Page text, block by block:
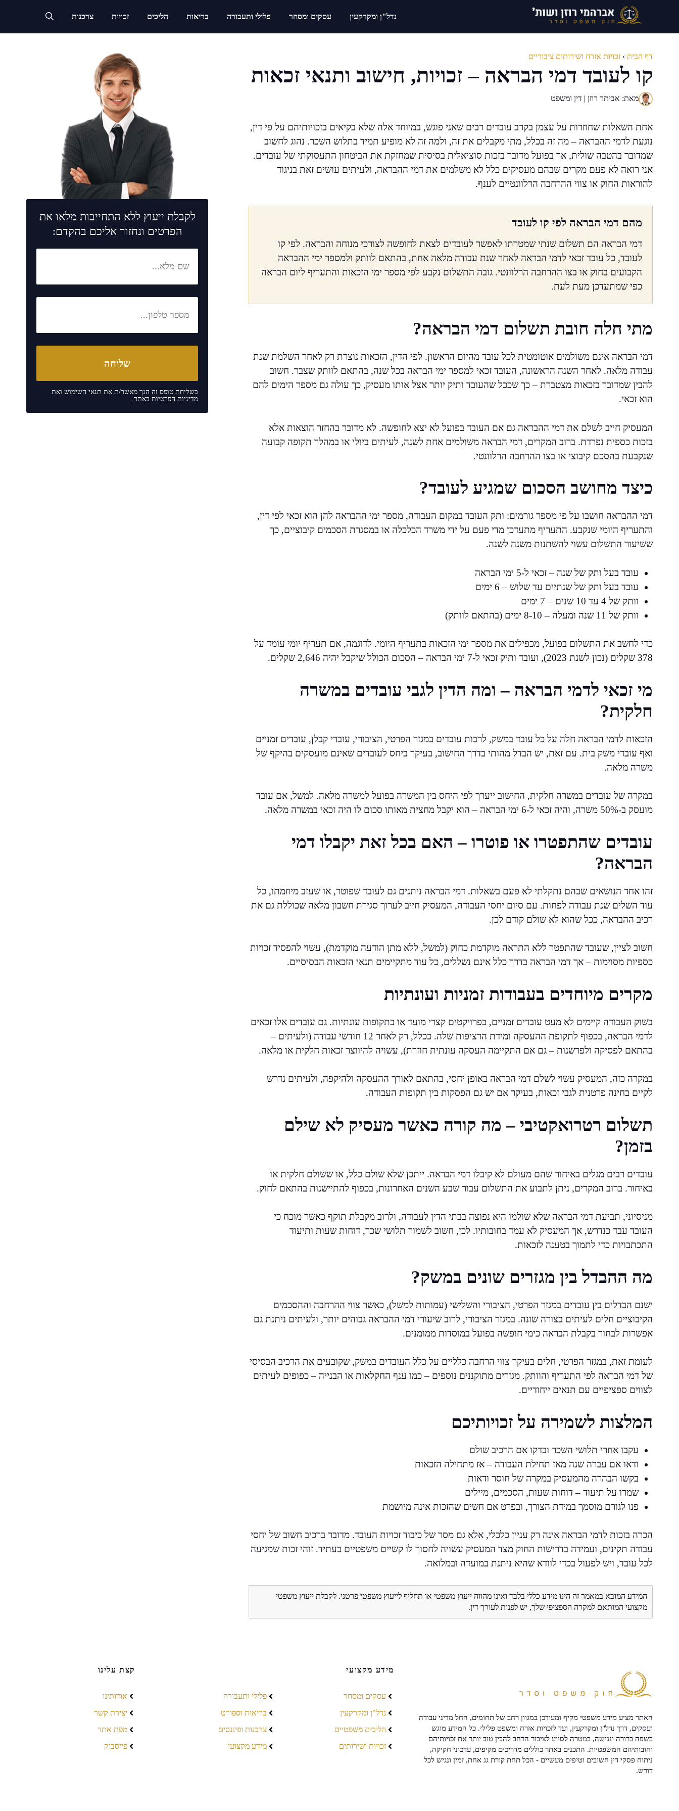
נדל"ן ומקרקעין עסקים ומסחר פלילי ותעבורה בריאות הליכים זכויות צרכנות
דף הבית › זכויות אזרח ושירותים ציבוריים
קו לעובד דמי הבראה – זכויות, חישוב ותנאי זכאות
מאת: אביתר רוזן | דין ומשפט
אחת השאלות שחוזרות על עצמן בקרב עובדים רבים שאני פוגש, במיוחד אלה שלא בקיאים בזכויותיהם על פי דין,
נוגעת לדמי ההבראה – מה זה בכלל, מתי מקבלים את זה, ולמה זה לא מופיע תמיד בתלוש השכר. נהוג לחשוב
שמדובר בהטבה שולית, אך בפועל מדובר בזכות סוציאלית בסיסית שמחזקת את הביטחון התעסוקתי של עובדים.
אני רואה לא פעם מקרים שבהם מעסיקים כלל לא משלמים את דמי ההבראה, ולעיתים עושים זאת בניגוד
להוראות החוק או צווי ההרחבה הרלוונטיים לענף.
מהם דמי הבראה לפי קו לעובד
דמי הבראה הם תשלום שנתי שמטרתו לאפשר לעובדים לצאת לחופשה לצורכי מנוחה והבראה. לפי קו
לעובד, כל עובד זכאי לדמי הבראה לאחר שנת עבודה מלאה אחת, בהתאם לוותק ולמספר ימי ההבראה
הקבועים בחוק או בצו ההרחבה הרלוונטי. גובה התשלום נקבע לפי מספר ימי הזכאות והתעריף ליום הבראה
כפי שמתעדכן מעת לעת.
מתי חלה חובת תשלום דמי הבראה?
דמי הבראה אינם משולמים אוטומטית לכל עובד מהיום הראשון. לפי הדין, הזכאות נוצרת רק לאחר השלמת שנת
עבודה מלאה. לאחר השנה הראשונה, העובד זכאי למספר ימי הבראה בכל שנה, בהתאם לוותק שצבר. חשוב
להבין שמדובר בזכאות מצטברת – כך שככל שהעובד ותיק יותר אצל אותו מעסיק, כך עולה גם מספר הימים להם
הוא זכאי.
המעסיק חייב לשלם את דמי ההבראה גם אם העובד בפועל לא יצא לחופשה. לא מדובר בהחזר הוצאות אלא
בזכות כספית נפרדת. ברוב המקרים, דמי הבראה משולמים אחת לשנה, לעיתים ביולי או במהלך תקופה קבועה
שנקבעת בהסכם קיבוצי או בצו ההרחבה הרלוונטי.
כיצד מחושב הסכום שמגיע לעובד?
דמי ההבראה חושבו על פי מספר גורמים: ותק העובד במקום העבודה, מספר ימי ההבראה להן הוא זכאי לפי דין,
והתעריף היומי שנקבע. התעריף מתעדכן מדי פעם על ידי משרד הכלכלה או במסגרת הסכמים קיבוציים, כך
ששיעור התשלום עשוי להשתנות משנה לשנה.
עובד בעל ותק של שנה – זכאי ל-5 ימי הבראה
עובד בעל ותק של שנתיים עד שלוש – 6 ימים
וותק של 4 עד 10 שנים – 7 ימים
וותק של 11 שנה ומעלה – 8-10 ימים (בהתאם לוותק)
כדי לחשב את התשלום בפועל, מכפילים את מספר ימי הזכאות בתעריף היומי. לדוגמה, אם תעריף יומי עומד על
378 שקלים (נכון לשנת 2023), ועובד ותיק זכאי ל-7 ימי הבראה – הסכום הכולל שיקבל יהיה 2,646 שקלים.
מי זכאי לדמי הבראה – ומה הדין לגבי עובדים במשרה
חלקית?
הזכאות לדמי הבראה חלה על כל עובד במשק, לרבות עובדים במגזר הפרטי, הציבורי, עובדי קבלן, עובדים זמניים
ואף עובדי משק בית. עם זאת, יש הבדל מהותי בדרך החישוב, בעיקר ביחס לעובדים שאינם מועסקים בהיקף של
משרה מלאה.
במקרה של עובדים במשרה חלקית, החישוב ייערך לפי היחס בין המשרה בפועל למשרה מלאה. למשל, אם עובד
מועסק ב-50% משרה, והיה זכאי ל-6 ימי הבראה – הוא יקבל מחצית מאותו סכום לו היה זכאי במשרה מלאה.
עובדים שהתפטרו או פוטרו – האם בכל זאת יקבלו דמי
הבראה?
זהו אחד הנושאים שבהם נתקלתי לא פעם בשאלות. דמי הבראה ניתנים גם לעובד שפוטר, או שעזב מיוזמתו, כל
עוד השלים שנת עבודה לפחות. עם סיום יחסי העבודה, המעסיק חייב לערוך סגירת חשבון מלאה שכוללת גם את
רכיב ההבראה, ככל שהוא לא שולם קודם לכן.
חשוב לציין, שעובד שהתפטר ללא התראה מוקדמת כחוק (למשל, ללא מתן הודעה מוקדמת), עשוי להפסיד זכויות
כספיות מסוימות – אך דמי הבראה בדרך כלל אינם נשללים, כל עוד מתקיימים תנאי הזכאות הבסיסיים.
מקרים מיוחדים בעבודות זמניות ועונתיות
בשוק העבודה קיימים לא מעט עובדים זמניים, בפרויקטים קצרי מועד או בתקופות עונתיות. גם עובדים אלו זכאים
לדמי הבראה, בכפוף לתקופת ההעסקה ומידת הרציפות שלה. ככלל, רק לאחר 12 חודשי עבודה (ולעיתים –
בהתאם לפסיקה ולפרשנות – גם אם התקיימה העסקה עונתית חוזרת), עשויה להיווצר זכאות חלקית או מלאה.
במקרה כזה, המעסיק עשוי לשלם דמי הבראה באופן יחסי, בהתאם לאורך ההעסקה ולהיקפה, ולעיתים נדרש
לקיים בחינה פרטנית לגבי זכאות, בעיקר אם יש גם הפסקות בין תקופות העבודה.
תשלום רטרואקטיבי – מה קורה כאשר מעסיק לא שילם
בזמן?
עובדים רבים מגלים באיחור שהם מעולם לא קיבלו דמי הבראה. ייתכן שלא שולם כלל, או ששולם חלקית או
באיחור. ברוב המקרים, ניתן לתבוע את התשלום עבור שבע השנים האחרונות, בכפוף להתיישנות בהתאם לחוק.
מניסיוני, תביעת דמי הבראה שלא שולמו היא נפוצה בבתי הדין לעבודה, ולרוב מקבלת תוקף כאשר מוכח כי
העובד עבד כנדרש, אך המעסיק לא עמד בחובותיו. לכן, חשוב לשמור תלושי שכר, דוחות שעות ותיעוד
התכתבויות כדי לתמוך בטענה לזכאות.
מה ההבדל בין מגזרים שונים במשק?
ישנם הבדלים בין עובדים במגזר הפרטי, הציבורי והשלישי (עמותות למשל), כאשר צווי ההרחבה וההסכמים
הקיבוציים חלים לעיתים בצורה שונה. במגזר הציבורי, לרוב שיעורי דמי ההבראה גבוהים יותר, ולעיתים ניתנת גם
אפשרות לבחור בקבלת הבראה כימי חופשה בפועל במוסדות ממומנים.
לעומת זאת, במגזר הפרטי, חלים בעיקר צווי הרחבה כלליים על כלל העובדים במשק, שקובעים את הרכיב הבסיסי
של דמי הבראה לפי התעריף והוותק. מגזרים מתוקננים נוספים – כמו ענף החקלאות או הבנייה – כפופים לעיתים
לצווים ספציפיים עם תנאים ייחודיים.
המלצות לשמירה על זכויותיכם
עקבו אחרי תלושי השכר ובדקו אם הרכיב שולם
ודאו אם עברה שנה מאז תחילת העבודה – אז מתחילה הזכאות
בקשו הבהרה מהמעסיק במקרה של חוסר ודאות
שמרו על תיעוד – דוחות שעות, הסכמים, מיילים
פנו לגורם מוסמך במידת הצורך, ובפרט אם חשים שהזכות אינה מיושמת
הכרה בזכות לדמי הבראה אינה רק עניין כלכלי, אלא גם מסר של כיבוד זכויות העובד. מדובר ברכיב חשוב של יחסי
עבודה תקינים, ועמידה בדרישות החוק מצד המעסיק עשויה לחסוך לו קשיים משפטיים בעתיד. זוהי זכות שמגיעה
לכל עובד, ויש לפעול בכדי לוודא שהיא ניתנת במועדה ובמלואה.
המידע המובא במאמר זה הינו מידע כללי בלבד ואינו מהווה ייעוץ משפטי או תחליף לייעוץ משפטי פרטני. לקבלת ייעוץ משפטי
מקצועי המותאם למקרה הספציפי שלך, יש לפנות לעורך דין.
לקבלת ייעוץ ללא התחייבות מלאו את
הפרטים ונחזור אליכם בהקדם:
בשליחת טופס זה הנך מאשר/ת את תנאי השימושואת
מדיניות הפרטיותבאתר.
האתר מציע מידע משפטי מקיף ומעודכן במגוון רחב של תחומים, החל מדיני עבודה
ועסקים, דרך נדל"ן ומקרקעין, ועד לזכויות אזרח ומשפט פלילי. כל המידע מוגש
בשפה ברורה ונגישה, במטרה לסייע לציבור הרחב להבין טוב יותר את זכויותיהם
וחובותיהם המשפטיות. התכנים באתר כוללים מדריכים מקיפים, עדכוני חקיקה,
ניתוח פסקי דין חשובים וטיפים מעשיים - הכל תחת קורת גג אחת, זמין ונגיש לכל
דורש.
מידע מקצועי
עסקים ומסחר
נדל"ן ומקרקעין
הליכים משפטיים
זכויות ושירותים
פלילי ותעבורה
בריאות וספורט
צרכנות ופיננסים
מידע מקצועי
קצת עלינו
אודותינו
יצירת קשר
מפת אתר
פייסבוק